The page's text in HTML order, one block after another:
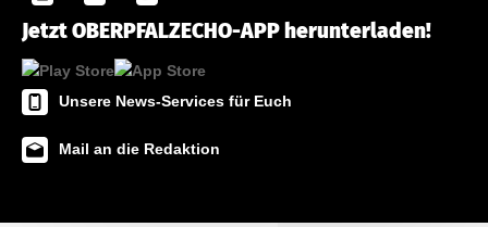
Jetzt OBERPFALZECHO-APP herunterladen!
Unsere News-Services für Euch
Mail an die Redaktion